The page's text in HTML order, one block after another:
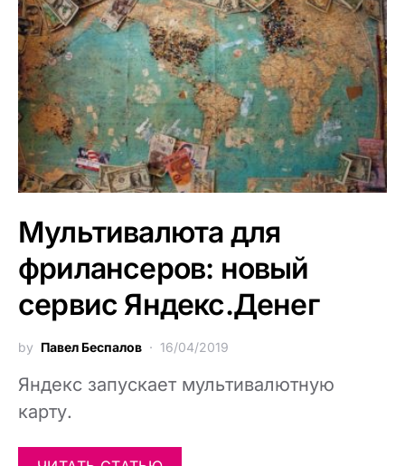
Мультивалюта для
фрилансеров: новый
сервис Яндекс.Денег
by Павел Беспалов 16/04/2019
Яндекс запускает мультивалютную
карту.